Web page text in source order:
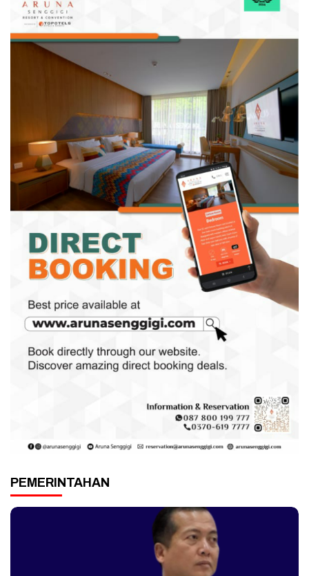
PEMERINTAHAN